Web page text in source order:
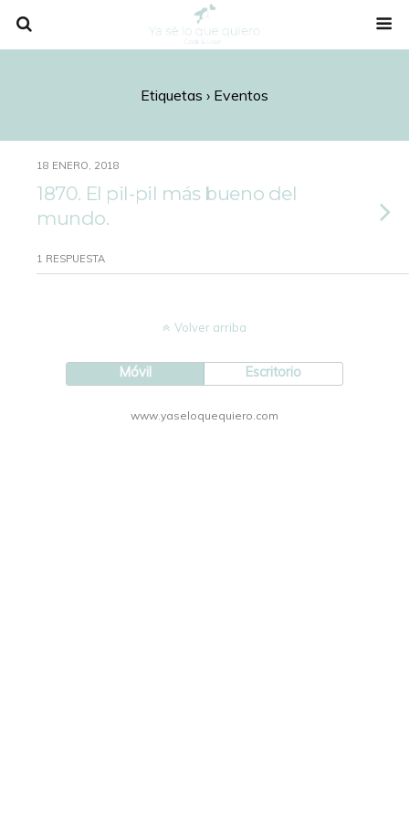
Etiquetas › Eventos
18 ENERO, 2018
1870. El pil-pil más bueno del
mundo.
1 RESPUESTA
Volver arriba
Móvil Escritorio
www.yaseloquequiero.com